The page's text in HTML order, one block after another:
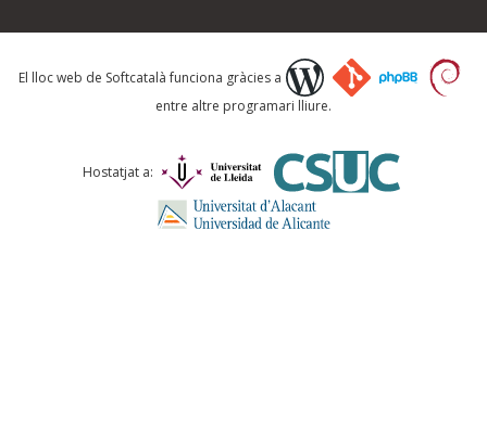
Què proposeu?
Comentari *
El lloc web de Softcatalà funciona gràcies a
entre altre programari lliure.
Hostatjat a: